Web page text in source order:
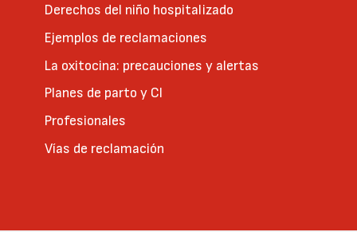
Derechos del niño hospitalizado
Ejemplos de reclamaciones
La oxitocina: precauciones y alertas
Planes de parto y CI
Profesionales
Vías de reclamación